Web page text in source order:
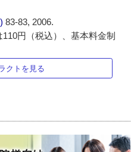
83-83, 2006.
円（税込）、基本料金制
クトを見る